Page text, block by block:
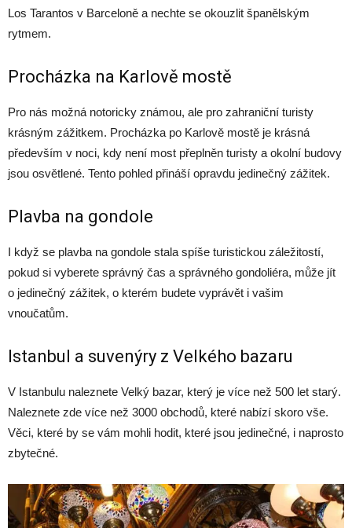
Los Tarantos v Barceloně a nechte se okouzlit španělským
rytmem.
Procházka na Karlově mostě
Pro nás možná notoricky známou, ale pro zahraniční turisty
krásným zážitkem. Procházka po Karlově mostě je krásná
především v noci, kdy není most přeplněn turisty a okolní budovy
jsou osvětlené. Tento pohled přináší opravdu jedinečný zážitek.
Plavba na gondole
I když se plavba na gondole stala spíše turistickou záležitostí,
pokud si vyberete správný čas a správného gondoliéra, může jít
o jedinečný zážitek, o kterém budete vyprávět i vašim
vnoučatům.
Istanbul a suvenýry z Velkého bazaru
V Istanbulu naleznete Velký bazar, který je více než 500 let starý.
Naleznete zde více než 3000 obchodů, které nabízí skoro vše.
Věci, které by se vám mohli hodit, které jsou jedinečné, i naprosto
zbytečné.